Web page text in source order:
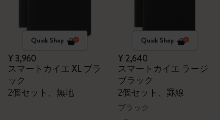
Quick Shop
¥ 3,960
スマートカイエ XL ブラ
ック
2個セット、無地
Quick Shop
¥ 2,640
スマートカイエ ラージ
ブラック
2個セット、罫線
ブラック